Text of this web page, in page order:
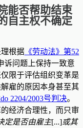
能否帮助结束
自主权不确定
根据 《劳动法》第52
诉问题上保持一致意
限于评估组织变革是
雇的原因本身甚至其
2204/2003号判决。
经济合理性，而只审
定是否由雇主[...]或其